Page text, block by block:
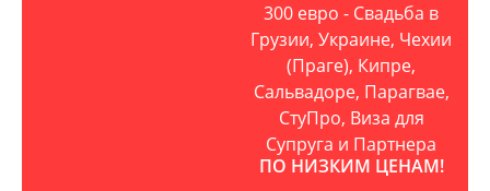
300 евро - Свадьба в
Грузии, Украине, Чехии
(Праге), Кипре,
Сальвадоре, Парагвае,
СтуПро, Виза для
Супруга и Партнера
ПО НИЗКИМ ЦЕНАМ!